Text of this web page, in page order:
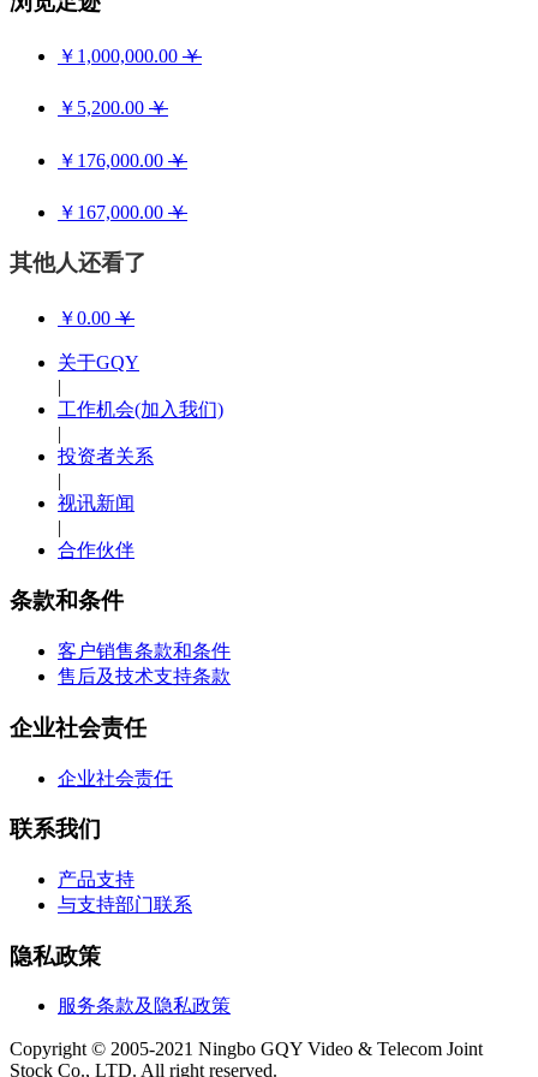
￥1,000,000.00 ￥
￥5,200.00 ￥
￥176,000.00 ￥
￥167,000.00 ￥
其他人还看了
￥0.00 ￥
关于GQY
|
工作机会(加入我们)
|
投资者关系
|
视讯新闻
|
合作伙伴
条款和条件
客户销售条款和条件
售后及技术支持条款
企业社会责任
企业社会责任
联系我们
产品支持
与支持部门联系
隐私政策
服务条款及隐私政策
Copyright © 2005-2021 Ningbo GQY Video & Telecom Joint
Stock Co., LTD. All right reserved.